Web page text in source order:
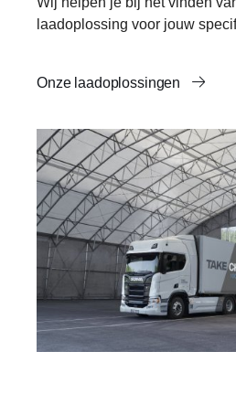
laadoplossing voor jouw
Onze laadoplossingen